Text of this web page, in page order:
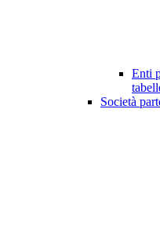
Enti
Società